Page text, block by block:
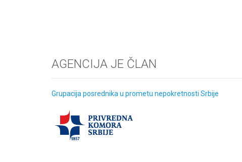
AGENCIJA JE ČLAN
Grupacija posrednika u prometu nepokretnosti Srbije